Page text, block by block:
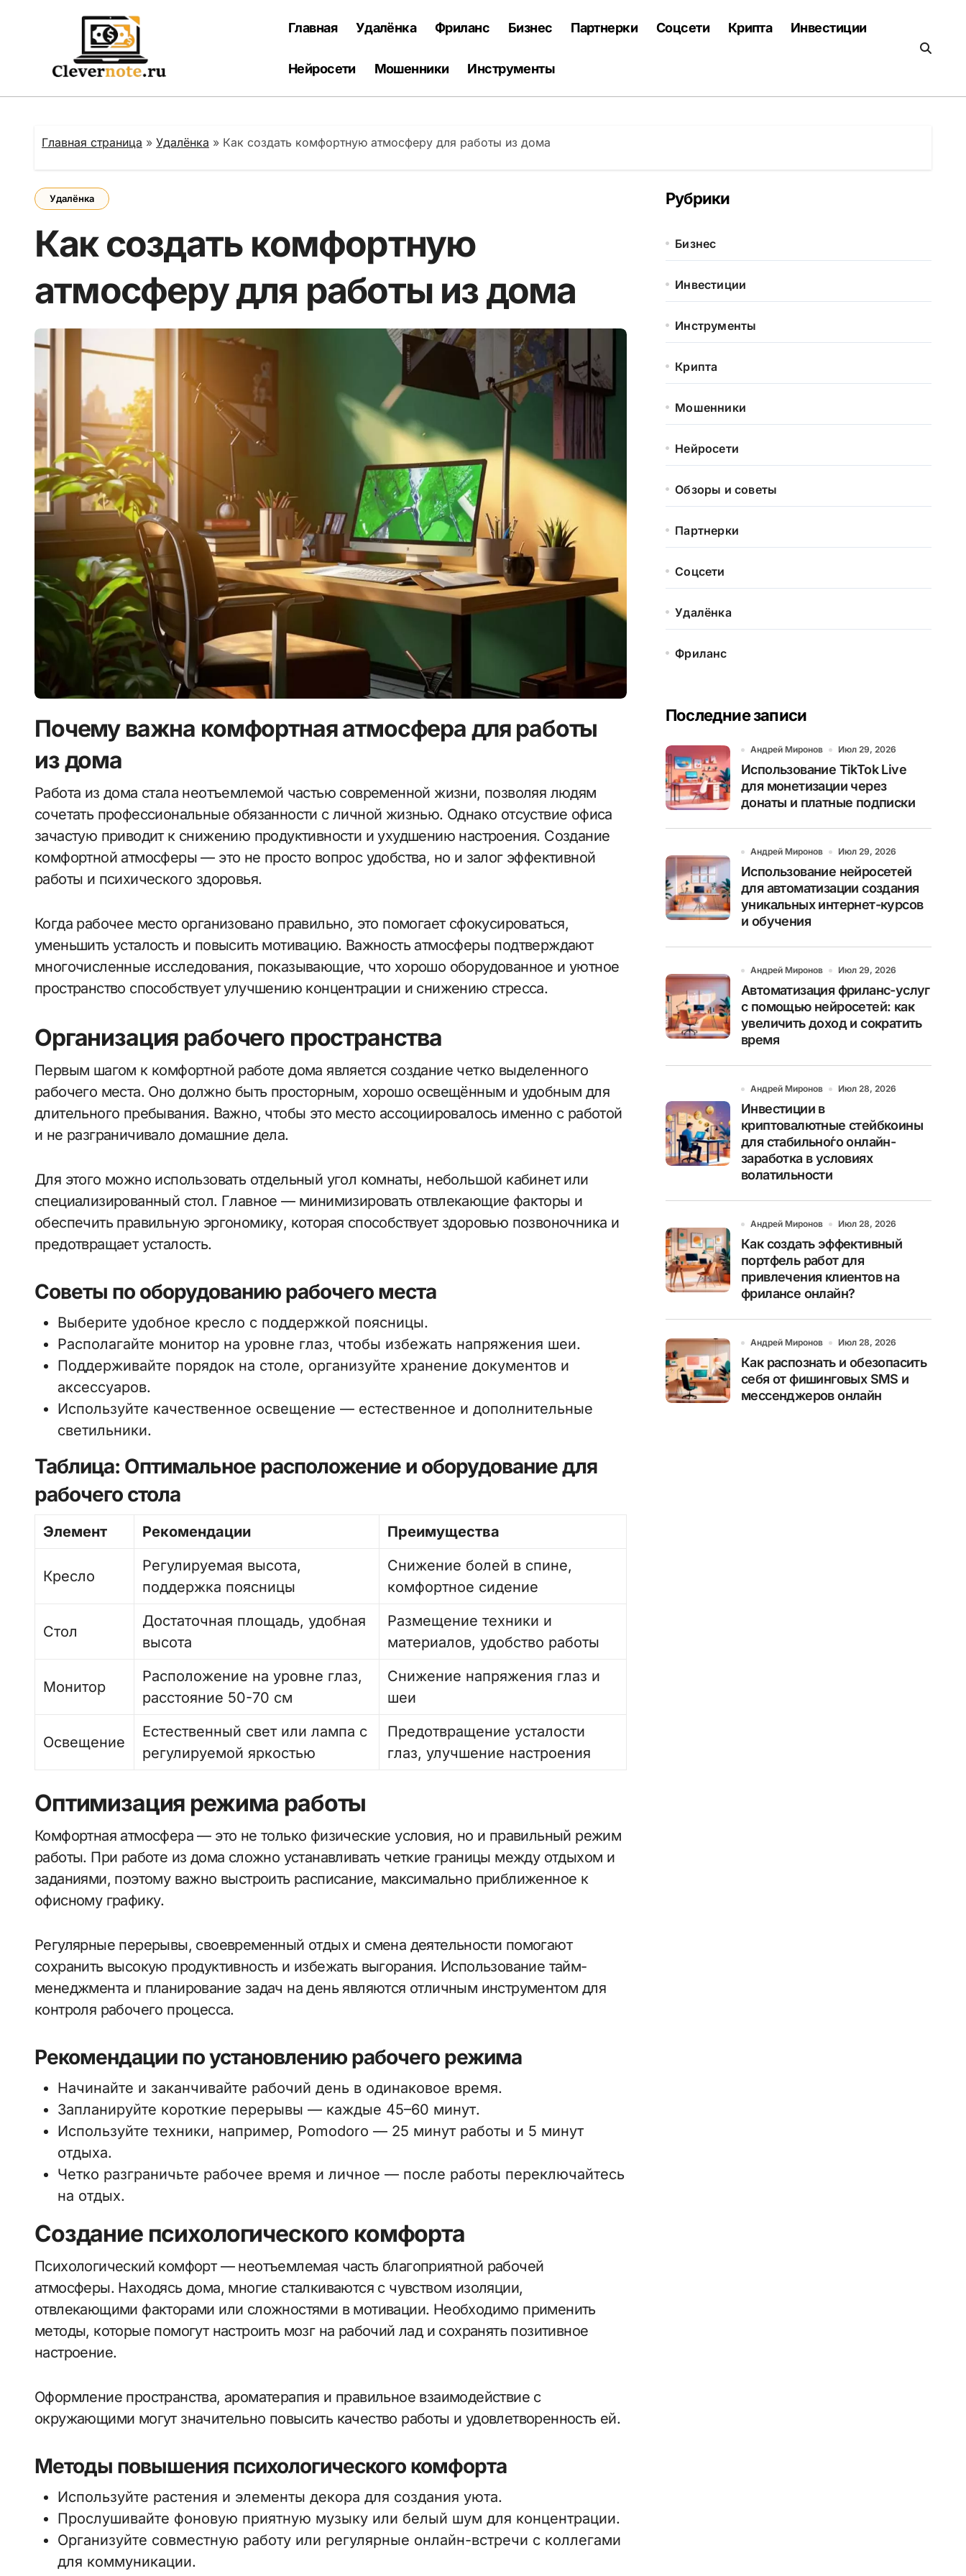
Главная Удалёнка Фриланс Бизнес Партнерки Соцсети Крипта Инвестиции
Нейросети Мошенники Инструменты
Главная страница » Удалёнка » Как создать комфортную атмосферу для работы из дома
Удалёнка
Как создать комфортную
атмосферу для работы из дома
Почему важна комфортная атмосфера для работы
из дома
Работа из дома стала неотъемлемой частью современной жизни, позволяя людям
сочетать профессиональные обязанности с личной жизнью. Однако отсуствие офиса
зачастую приводит к снижению продуктивности и ухудшению настроения. Создание
комфортной атмосферы — это не просто вопрос удобства, но и залог эффективной
работы и психического здоровья.
Когда рабочее место организовано правильно, это помогает сфокусироваться,
уменьшить усталость и повысить мотивацию. Важность атмосферы подтверждают
многочисленные исследования, показывающие, что хорошо оборудованное и уютное
пространство способствует улучшению концентрации и снижению стресса.
Организация рабочего пространства
Первым шагом к комфортной работе дома является создание четко выделенного
рабочего места. Оно должно быть просторным, хорошо освещённым и удобным для
длительного пребывания. Важно, чтобы это место ассоциировалось именно с работой
и не разграничивало домашние дела.
Для этого можно использовать отдельный угол комнаты, небольшой кабинет или
специализированный стол. Главное — минимизировать отвлекающие факторы и
обеспечить правильную эргономику, которая способствует здоровью позвоночника и
предотвращает усталость.
Советы по оборудованию рабочего места
Выберите удобное кресло с поддержкой поясницы.
Располагайте монитор на уровне глаз, чтобы избежать напряжения шеи.
Поддерживайте порядок на столе, организуйте хранение документов и
аксессуаров.
Используйте качественное освещение — естественное и дополнительные
светильники.
Таблица: Оптимальное расположение и оборудование для
рабочего стола
Элемент Рекомендации Преимущества
Кресло
Регулируемая высота,
поддержка поясницы
Снижение болей в спине,
комфортное сидение
Стол
Достаточная площадь, удобная
высота
Размещение техники и
материалов, удобство работы
Монитор
Расположение на уровне глаз,
расстояние 50-70 см
Снижение напряжения глаз и
шеи
Освещение
Естественный свет или лампа с
регулируемой яркостью
Предотвращение усталости
глаз, улучшение настроения
Оптимизация режима работы
Комфортная атмосфера — это не только физические условия, но и правильный режим
работы. При работе из дома сложно устанавливать четкие границы между отдыхом и
заданиями, поэтому важно выстроить расписание, максимально приближенное к
офисному графику.
Регулярные перерывы, своевременный отдых и смена деятельности помогают
сохранить высокую продуктивность и избежать выгорания. Использование тайм-
менеджмента и планирование задач на день являются отличным инструментом для
контроля рабочего процесса.
Рекомендации по установлению рабочего режима
Начинайте и заканчивайте рабочий день в одинаковое время.
Запланируйте короткие перерывы — каждые 45–60 минут.
Используйте техники, например, Pomodoro — 25 минут работы и 5 минут
отдыха.
Четко разграничьте рабочее время и личное — после работы переключайтесь
на отдых.
Создание психологического комфорта
Психологический комфорт — неотъемлемая часть благоприятной рабочей
атмосферы. Находясь дома, многие сталкиваются с чувством изоляции,
отвлекающими факторами или сложностями в мотивации. Необходимо применить
методы, которые помогут настроить мозг на рабочий лад и сохранять позитивное
настроение.
Оформление пространства, ароматерапия и правильное взаимодействие с
окружающими могут значительно повысить качество работы и удовлетворенность ей.
Методы повышения психологического комфорта
Используйте растения и элементы декора для создания уюта.
Прослушивайте фоновую приятную музыку или белый шум для концентрации.
Организуйте совместную работу или регулярные онлайн-встречи с коллегами
для коммуникации.
Рубрики
Бизнес
Инвестиции
Инструменты
Крипта
Мошенники
Нейросети
Обзоры и советы
Партнерки
Соцсети
Удалёнка
Фриланс
Последние записи
Андрей Миронов Июл 29, 2026
Использование TikTok Live
для монетизации через
донаты и платные подписки
Андрей Миронов Июл 29, 2026
Использование нейросетей
для автоматизации создания
уникальных интернет-курсов
и обучения
Андрей Миронов Июл 29, 2026
Автоматизация фриланс-услуг
с помощью нейросетей: как
увеличить доход и сократить
время
Андрей Миронов Июл 28, 2026
Инвестиции в
криптовалютные стейбкоины
для стабильно́го онлайн-
заработка в условиях
волатильности
Андрей Миронов Июл 28, 2026
Как создать эффективный
портфель работ для
привлечения клиентов на
фрилансе онлайн?
Андрей Миронов Июл 28, 2026
Как распознать и обезопасить
себя от фишинговых SMS и
мессенджеров онлайн